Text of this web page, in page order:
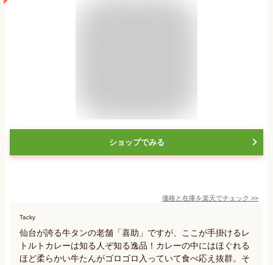
ショップでみる
価格と在庫を楽天でチェック >>
Tacky
仙台が誇る牛タンの老舗「喜助」ですが、ここが手掛けるレ
トルトカレーは知る人ぞ知る逸品！カレーの中にはほぐれる
ほど柔らかい牛たんがゴロゴロ入っていて食べ応え抜群。そ